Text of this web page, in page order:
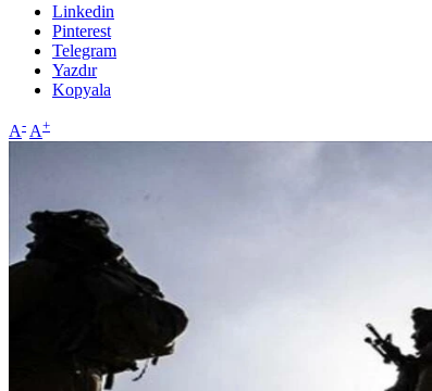
Linkedin
Pinterest
Telegram
Yazdır
Kopyala
A- A+